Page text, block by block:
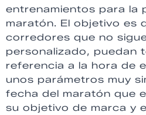
entrenamientos para la
maratón. El objetivo es
corredores que no
personalizado, puedan
referencia a la hora de
unos parámetros muy
fecha del maratón que
su objetivo de marca y